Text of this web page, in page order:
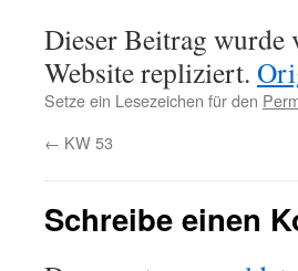
Dieser Beitrag wurde
Website repliziert.
Setze ein Lesezeichen für den
← KW 53
Schreibe einen